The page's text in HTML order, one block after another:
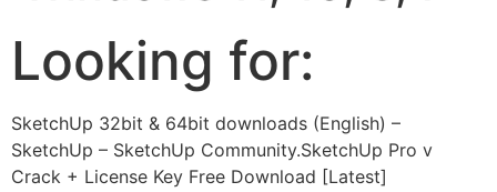
Looking for:
SketchUp 32bit & 64bit downloads (English) –
SketchUp – SketchUp Community.SketchUp Pro v
Crack + License Key Free Download [Latest]